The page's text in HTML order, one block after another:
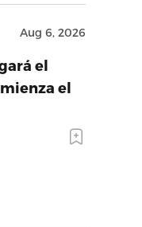
Aug 6, 2026
el
el